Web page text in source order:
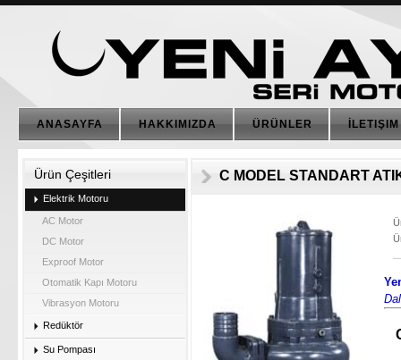
ANASAYFA HAKKIMIZDA ÜRÜNLER İLETIŞIM
Ürün Çeşitleri
Elektrik Motoru
AC Motor
DC Motor
Exproof Motor
Otomatik Kapı Motoru
Vibrasyon Motoru
Redüktör
Su Pompası
C MODEL STANDART